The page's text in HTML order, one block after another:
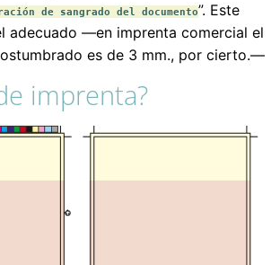
de sangrado del documento”. Este
adecuado —en imprenta comercial el
es de 3 mm., por cierto.—
imprenta?